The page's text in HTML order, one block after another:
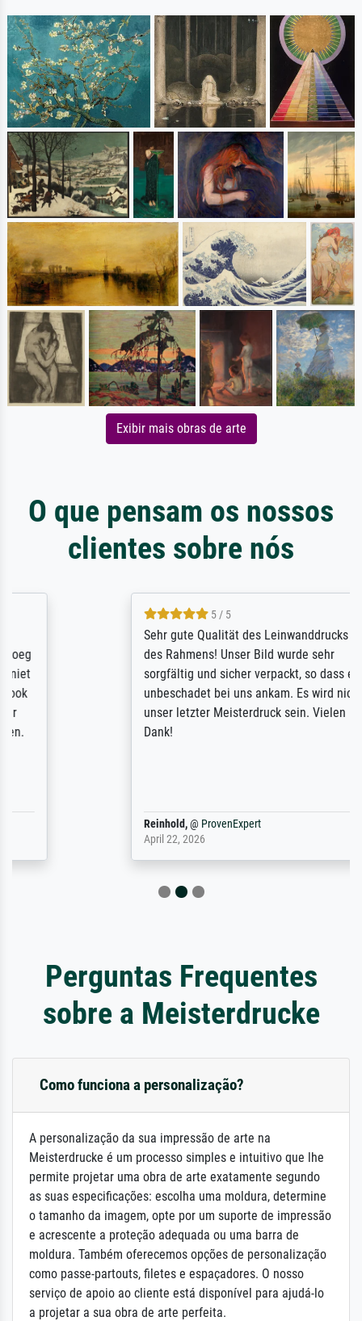
Exibir mais obras de arte
O que pensam os nossos
clientes sobre nós
5 / 5
Sehr gute Qualität des Leinwanddrucks und
des Rahmens! Unser Bild wurde sehr
sorgfältig und sicher verpackt, so dass es
unbeschadet bei uns ankam. Es wird nicht
unser letzter Meisterdruck sein. Vielen
ProvenExpert
Perguntas Frequentes
sobre a Meisterdrucke
Como funciona a personalização?
A personalização da sua impressão de arte na
Meisterdrucke é um processo simples e intuitivo que lhe
permite projetar uma obra de arte exatamente segundo
as suas especificações: escolha uma moldura, determine
o tamanho da imagem, opte por um suporte de impressão
e acrescente a proteção adequada ou uma barra de
moldura. Também oferecemos opções de personalização
como passe-partouts, filetes e espaçadores. O nosso
serviço de apoio ao cliente está disponível para ajudá-lo
a projetar a sua obra de arte perfeita.